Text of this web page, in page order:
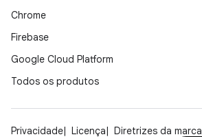
Chrome
Firebase
Google Cloud Platform
Todos os produtos
Privacidade Licença Diretrizes da marca